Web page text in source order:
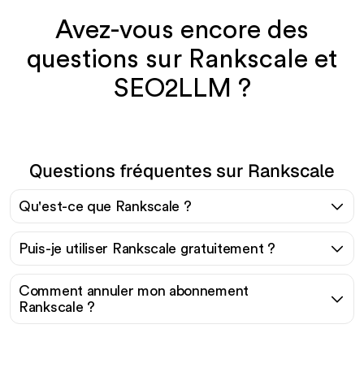
Avez-vous encore des
questions sur Rankscale et
SEO2LLM ?
Questions fréquentes sur Rankscale
Qu'est-ce que Rankscale ?
Puis-je utiliser Rankscale gratuitement ?
Comment annuler mon abonnement
Rankscale ?